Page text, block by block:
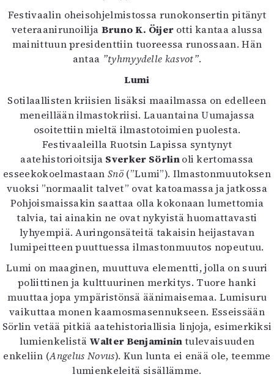
Festivaalin oheisohjelmistossa runokonsertin pitänyt
veteraanirunoilija Bruno K. Öijer otti kantaa alussa
mainittuun presidenttiin tuoreessa runossaan. Hän
antaa ”tyhmyydelle kasvot”.
Lumi
Sotilaallisten kriisien lisäksi maailmassa on edelleen
meneillään ilmastokriisi. Lauantaina Uumajassa
osoitettiin mieltä ilmastotoimien puolesta.
Festivaaleilla Ruotsin Lapissa syntynyt
aatehistorioitsija Sverker Sörlinoli kertomassa
esseekokoelmastaanSnö (”Lumi”). Ilmastonmuutoksen
vuoksi ”normaalit talvet” ovat katoamassa ja jatkossa
Pohjoismaissakin saattaa olla kokonaan lumettomia
talvia, tai ainakin ne ovat nykyistä huomattavasti
lyhyempiä. Auringonsäteitä takaisin heijastavan
lumipeitteen puuttuessa ilmastonmuutos nopeutuu.
Lumi on maaginen, muuttuva elementti, jolla on suuri
poliittinen ja kulttuurinen merkitys. Tuore hanki
muuttaa jopa ympäristönsä äänimaisemaa. Lumisuru
vaikuttaa monen kaamosmasennukseen. Esseissään
Sörlin vetää pitkiä aatehistoriallisia linjoja, esimerkiksi
lumienkelistä Walter Benjaminintulevaisuuden
enkeliin (Angelus Novus). Kun lunta ei enää ole, teemme
lumienkeleitä sisällämme.